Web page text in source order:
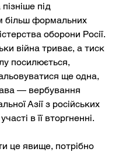
під
більш формальних
оборони Росії.
війна триває, а тиск
посилюється,
ще одна,
— вербування
Азії з російських
в її вторгненні.
це явище, потрібно